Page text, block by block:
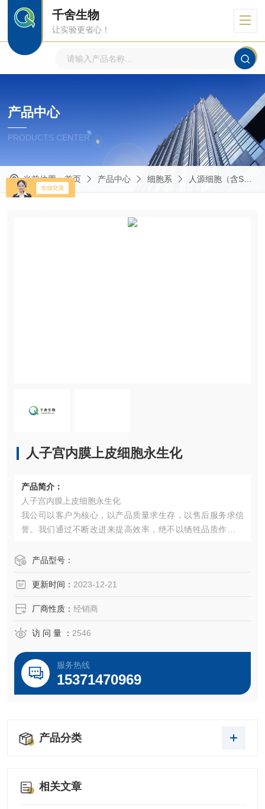
千舍生物
让实验更省心！
产品中心
PRODUCTS CENTER
当前位置：首页 产品中心 细胞系 人源细胞（含STR鉴定）
人子宫内膜上皮细胞永生化
产品简介：
人子宫内膜上皮细胞永生化
我公司以客户为核心，以产品质量求生存，以售后服务求信
誉。我们通过不断改进来提高效率，绝不以牺牲品质作为代
以饱满的热情期待各界朋友携手合作，共创辉煌！
产品型号：
更新时间： 2023-12-21
厂商性质： 经销商
访 问 量 ： 2546
服务热线
15371470969
产品分类
相关文章